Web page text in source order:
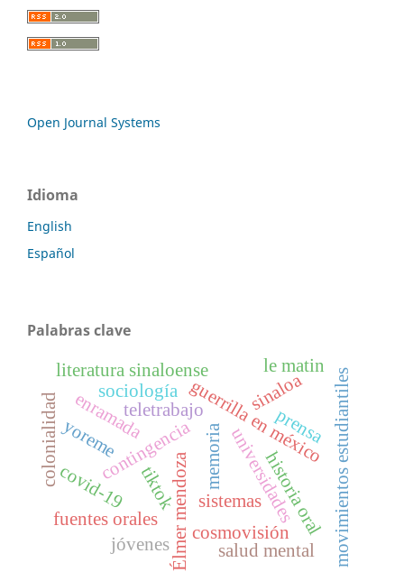
Open Journal Systems
Idioma
English
Español
Palabras clave
teletrabajo
contingencia universidades
covid-19 sistemas
Élmer mendoza
guerrilla en méxico
literatura sinaloense movimientos estudiantiles
historia oral
fuentes orales
memoria
sinaloa
enramada
yoreme
cosmovisión
tiktok
salud mental
sociología
colonialidad
jóvenes
prensa
le matin